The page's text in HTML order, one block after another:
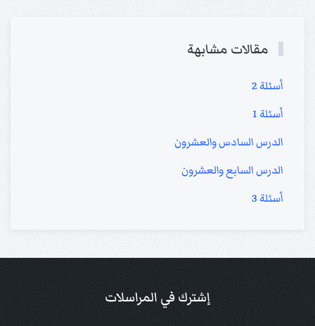
مقالات مشابهة
أسئلة 2
أسئلة 1
الدرس السادس والعشرون
الدرس السابع والعشرون
أسئلة 3
إشترك في المراسلات